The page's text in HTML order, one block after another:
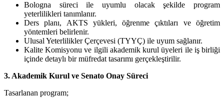
Bologna süreci ile uyumlu olacak şekilde program
yeterlilikleri tanımlanır.
Ders planı, AKTS yükleri, öğrenme çıktıları ve öğretim
yöntemleri belirlenir.
Ulusal Yeterlilikler Çerçevesi (TYYÇ) ile uyum sağlanır.
Kalite Komisyonu ve ilgili akademik kurul üyeleri ile iş birliği
içinde detaylı bir müfredat tasarımı gerçekleştirilir.
3. Akademik Kurul ve Senato Onay Süreci
Tasarlanan program;